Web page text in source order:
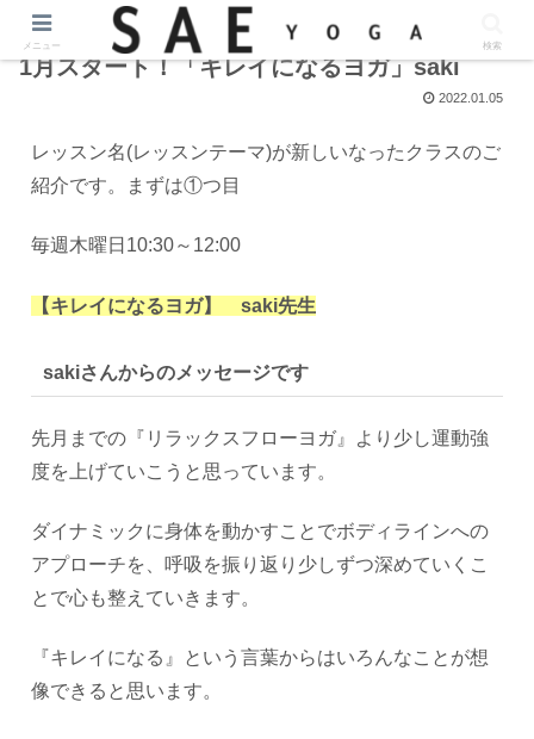
1月スタート！「キレイになるヨガ」saki
2022.01.05
レッスン名(レッスンテーマ)が新しいなったクラスのご
紹介です。まずは①つ目
毎週木曜日10:30～12:00
【キレイになるヨガ】 saki先生
sakiさんからのメッセージです
先月までの『リラックスフローヨガ』より少し運動強
度を上げていこうと思っています。
ダイナミックに身体を動かすことでボディラインへの
アプローチを、呼吸を振り返り少しずつ深めていくこ
とで心も整えていきます。
『キレイになる』という言葉からはいろんなことが想
像できると思います。
メニュー 検索